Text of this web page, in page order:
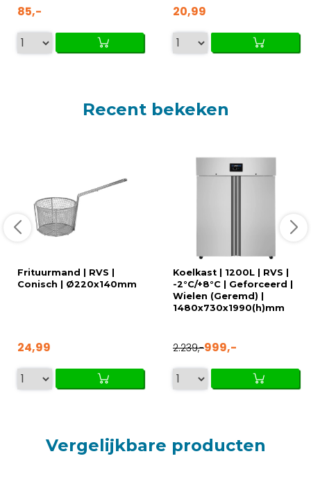
85,- 20,99
Recent bekeken
Frituurmand | RVS |
Conisch | Ø220x140mm
24,99
Koelkast | 1200L | RVS |
-2°C/+8°C | Geforceerd |
Wielen (Geremd) |
1480x730x1990(h)mm
2.239,-999,-
Vergelijkbare producten